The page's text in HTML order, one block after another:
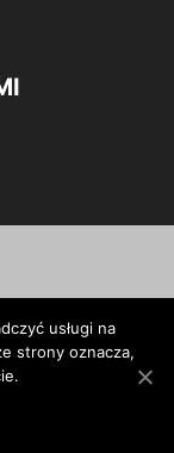
usługi na
strony oznacza,